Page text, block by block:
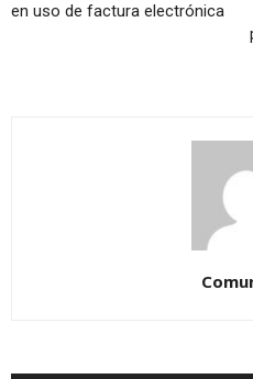
en uso de factura electrónica